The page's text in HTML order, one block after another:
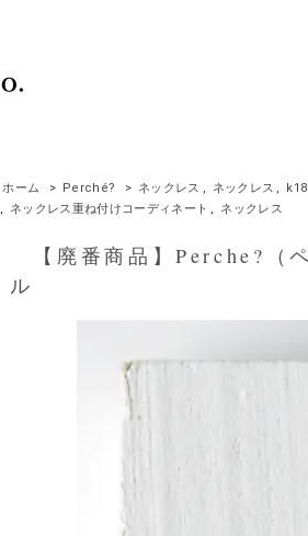
ホーム > Perché? > ネックレス , ネックレス ,
,
ネックレス重ね付けコーディネート , ネックレス
【廃番商品】Perche?（
ル